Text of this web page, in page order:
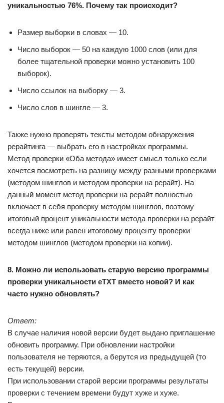
уникальностью 76%. Почему так происходит?
Размер выборки в словах — 10.
Число выборок — 50 на каждую 1000 слов (или для
более тщательной проверки можно установить 100
выборок).
Число ссылок на выборку — 3.
Число слов в шингле — 3.
Также нужно проверять тексты методом обнаружения
рерайтинга — выбрать его в настройках программы.
Метод проверки «Оба метода» имеет смысл только если
хочется посмотреть на разницу между разными проверками
(методом шинглов и методом проверки на рерайт). На
данный момент метод проверки на рерайт полностью
включает в себя проверку методом шинглов, поэтому
итоговый процент уникальности метода проверки на рерайт
всегда ниже или равен итоговому проценту проверки
методом шинглов (методом проверки на копии).
8. Можно ли использовать старую версию программы
проверки уникальности eTXT вместо новой? И как
часто нужно обновлять?
Ответ:
В случае наличия новой версии будет выдано приглашение
обновить программу. При обновлении настройки
пользователя не теряются, а берутся из предыдущей (то
есть текущей) версии.
При использовании старой версии программы результаты
проверки с течением времени будут хуже и хуже.